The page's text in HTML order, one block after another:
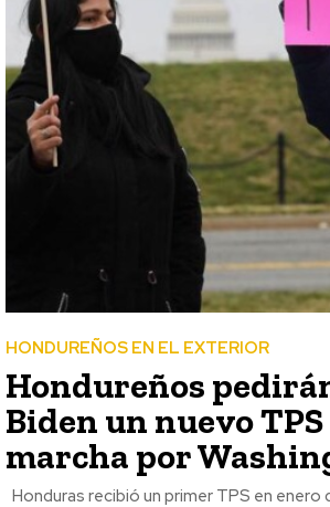
HONDUREÑOS EN EL EXTERIOR
Hondureños
Biden un nuevo
marcha por